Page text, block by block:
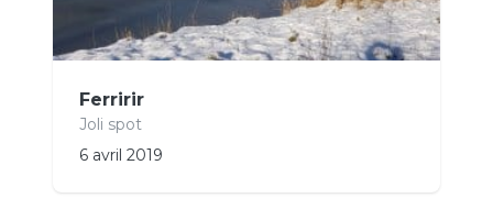
Ferririr
Joli spot
6 avril 2019